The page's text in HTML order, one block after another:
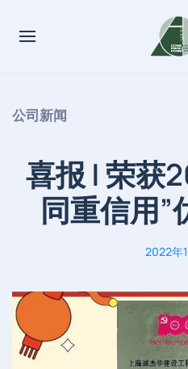
公司新闻
喜报 | 荣获
同重信用”
2022年